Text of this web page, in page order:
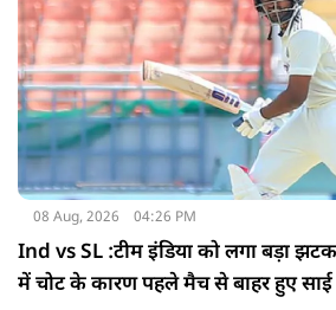
08 Aug, 2026 04:26 PM
Ind vs SL :टीम इंडिया को लगा बड़ा
में चोट के कारण पहले मैच से बाहर हुए साई